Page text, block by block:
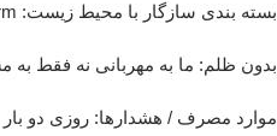
بسته بندی سازگار با محیط زیست: Maru.derm به محیط زیست متعهد است. بطری 30 میلی لیتری ما قابل بازیافت است و برای کاهش ضایعات طراحی شده است.
بدون ظلم: ما به مهربانی نه فقط
موارد مصرف / هشدارها: روزی دو